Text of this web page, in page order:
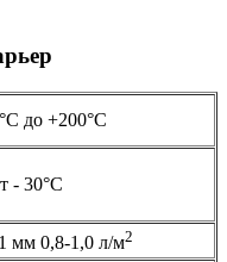
°С до +200°С
- 30°С
мм 0,8-1,0 л/м2